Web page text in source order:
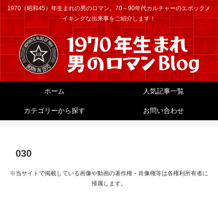
1970（昭和45）年生まれの男のロマン。70～90年代カルチャーのエポックメ
イキングな出来事をご紹介します！
ホーム 人気記事一覧
カテゴリーから探す お問い合わせ
030
※当サイトで掲載している画像や動画の著作権・肖像権等は各権利所有者に
帰属します。